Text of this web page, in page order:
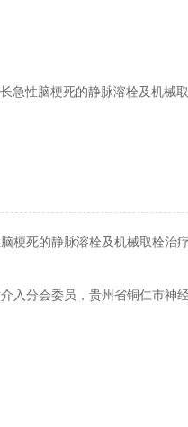
急性脑梗死的静脉溶栓及机械
死的静脉溶栓及机械取栓治
入分会委员，贵州省铜仁市神